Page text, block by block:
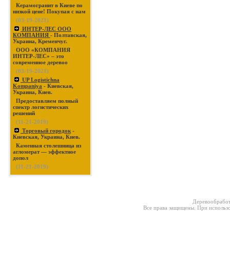
Керамогранит в Киеве по
низкой цене! Покупая с нам
(03-19-2021)
ИНТЕР-ЛЕС ООО
КОМПАНИЯ - Полтавская,
Украина, Кременчуг.
ООО «КОМПАНИЯ
ИНТЕР-ЛЕС» – это
современное деревоо
(03-19-2021)
UP Logistichna
Kompaniya - Киевская,
Украина, Киев.
Предоставляем полный
спектр логистических
решений
(11-21-2019)
Торговый городок -
Киевская, Украина, Киев.
Каменная столешница из
агломерат — эффектное
допол
(11-21-2019)
Все права защищены. При